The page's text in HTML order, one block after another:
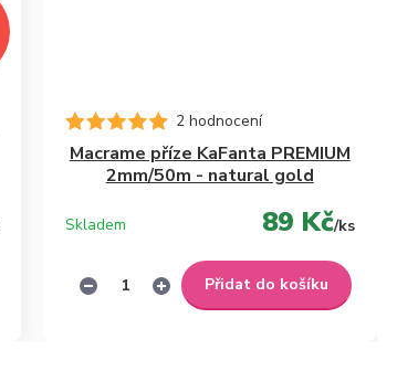
2 hodnocení
Macrame příze KaFanta PREMIUM
2mm/50m - natural gold
89 Kč/ks
Skladem
Přidat do košíku